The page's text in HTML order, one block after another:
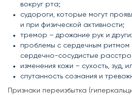
вокруг рта;
судороги, которые могут
и при физической активности;
тремор – дрожание рук и
проблемы с сердечным ритмом
сердечно-сосудистые
изменения кожи – сухость, зуд,
спутанность сознания и
Признаки переизбытка